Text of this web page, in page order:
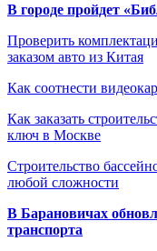
В городе пройдет
Проверить
заказом авто из Китая
Как соотнести
Как заказать
ключ в Москве
Строительство
любой сложности
В Барановичах
транспорта